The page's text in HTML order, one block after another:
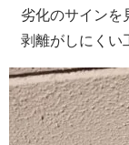
劣化のサインを
剥離がしにくい